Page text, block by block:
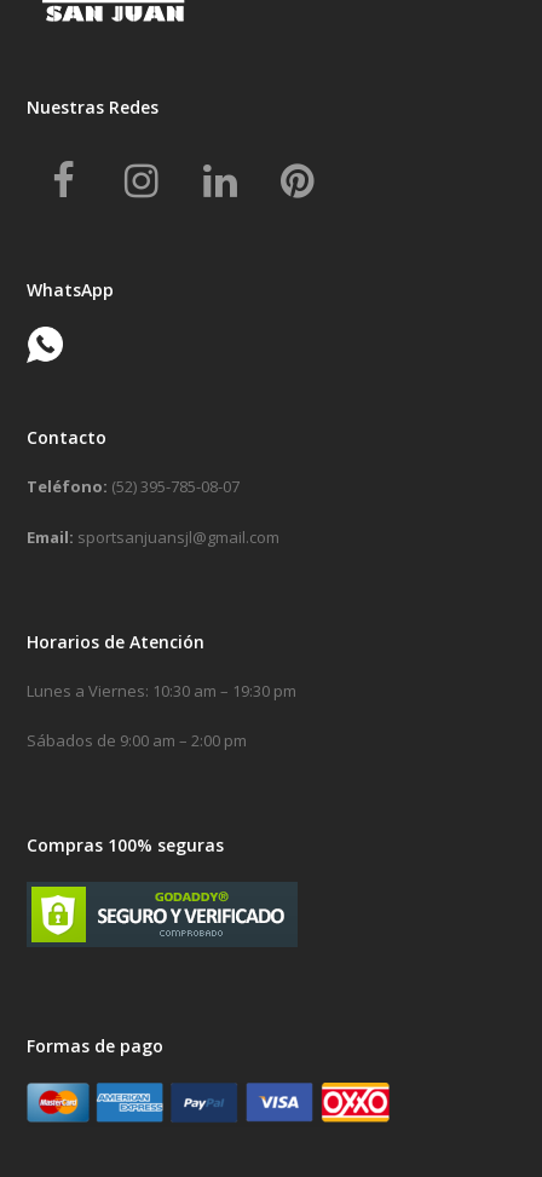
Nuestras Redes
FacebookInstagram
LinkedInPinterest
WhatsApp
Contacto
Teléfono: (52) 395-785-08-07
Email: sportsanjuansjl@gmail.com
Horarios de Atención
Lunes a Viernes: 10:30 am – 19:30 pm
Sábados de 9:00 am – 2:00 pm
Compras 100% seguras
Formas de pago